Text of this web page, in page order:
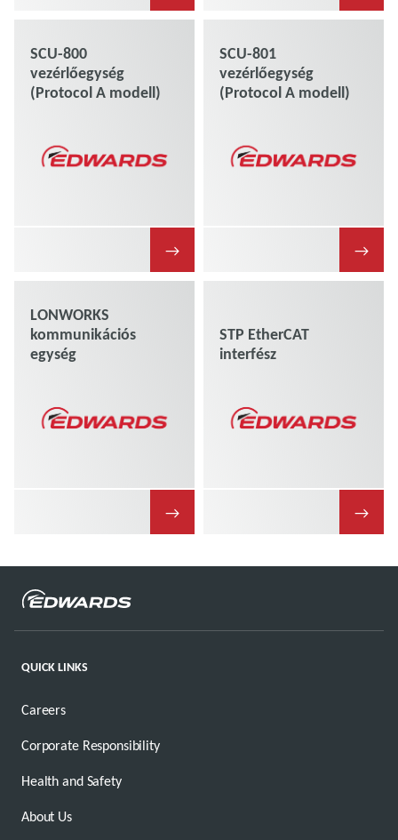
SCU-800
vezérlőegység
(Protocol A modell)
→
SCU-801
vezérlőegység
(Protocol A modell)
→
LONWORKS
kommunikációs
egység
→
STP EtherCAT
interfész
→
QUICK LINKS
Careers
Corporate Responsibility
Health and Safety
About Us